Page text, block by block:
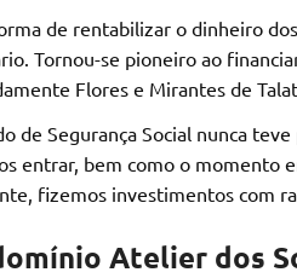
de rentabilizar o dinheiro
Tornou-se pioneiro ao
Flores e Mirantes de
de Segurança Social nunca
entrar, bem como o momento
fizemos investimentos com
Atelier dos